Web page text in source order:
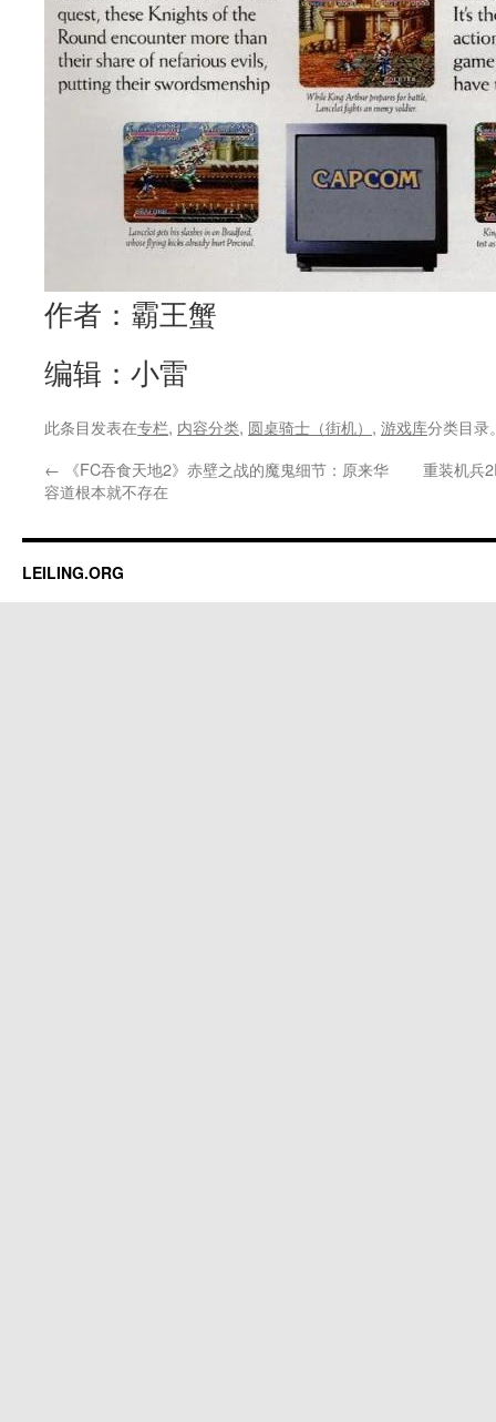
作者：霸王蟹
编辑：小雷
此条目发表在专栏, 内容分类, 圆桌骑士（街机） , 游戏库分类目录
← 《FC吞食天地2》赤壁之战的魔鬼细节：原来华
容道根本就不存在
重装机兵
LEILING.ORG